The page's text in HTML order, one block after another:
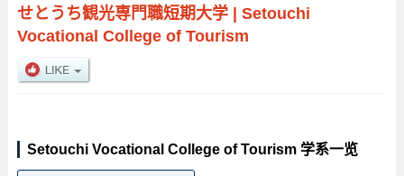
せとうち観光専門職短期大学| Setouchi
Vocational College of Tourism
Setouchi Vocational College of Tourism 学系一览